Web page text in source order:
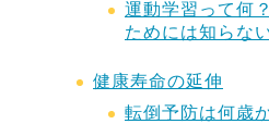
運動学習って何
ためには知らな
健康寿命の延伸
転倒予防は何歳